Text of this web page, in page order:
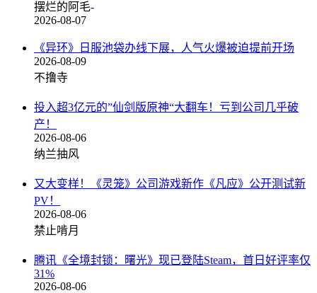
摆烂的阿毛-
2026-08-07
《异环》日服池袋办线下展，人气火爆被迫提前开场
2026-08-09
不撸寺
投入超3亿元的”仙剑版原神“大翻车！亏到公司几乎破
产！
2026-08-06
纳兰抽风
又大变样！《灵笼》公司游戏新作《凡应》公开测试新
PV！
2026-08-06
禁止啃月
腾讯《全境封锁：曙光》现已登陆Steam，首日好评率仅
31%
2026-08-06